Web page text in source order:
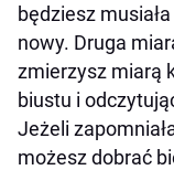
będziesz
nowy. Druga
zmierzysz miarą
biustu i
Jeżeli
możesz dobrać